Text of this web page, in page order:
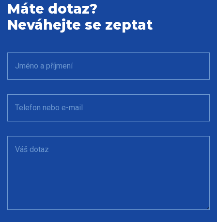
Máte dotaz?
Neváhejte se zeptat
Jméno a příjmení
Telefon nebo e-mail
Váš dotaz